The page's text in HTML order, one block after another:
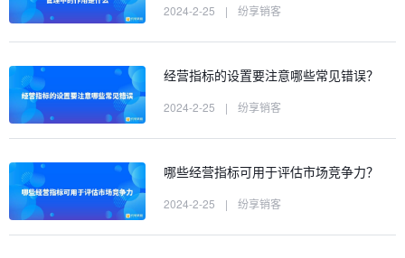
2024-2-25 | 纷享销客
经营指标的设置要注意哪些常见错误？
2024-2-25 | 纷享销客
哪些经营指标可用于评估市场竞争力？
2024-2-25 | 纷享销客